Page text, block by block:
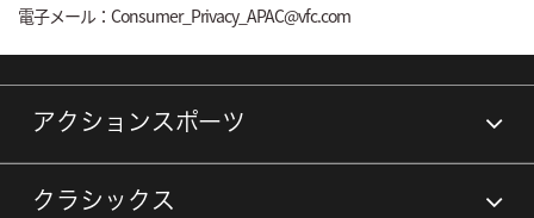
電子メール：Consumer_Privacy_APAC@vfc.com
アクションスポーツ
クラシックス